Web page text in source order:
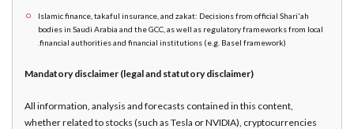
Islamic finance, takaful insurance, and zakat: Decisions from official Shari'ah
bodies in Saudi Arabia and the GCC, as well as regulatory frameworks from local
financial authorities and financial institutions (e.g. Basel framework).
Mandatory disclaimer (legal and statutory disclaimer)
All information, analysis and forecasts contained in this content,
whether related to stocks (such as Tesla or NVIDIA), cryptocurrencies